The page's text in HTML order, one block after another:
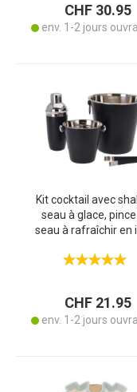
CHF 30.95
env. 1-2 jours
Kit cocktail avec
seau à glace,
seau à rafraîchir en
CHF 21.95
env. 1-2 jours